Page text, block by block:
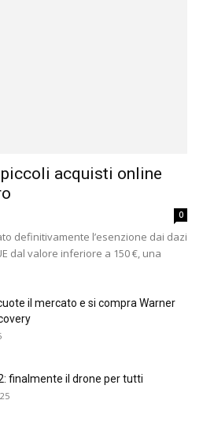
acquisti online
0
definitivamente l’esenzione dai dazi
dal valore inferiore a 150 €, una
il mercato e si compra Warner
finalmente il drone per tutti